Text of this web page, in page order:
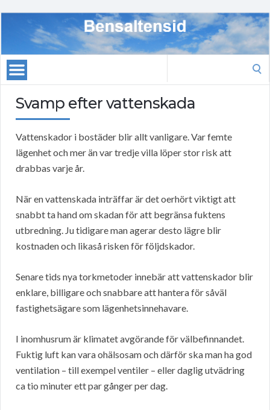
Svamp efter vattenskada
Vattenskador i bostäder blir allt vanligare. Var femte
lägenhet och mer än var tredje villa löper stor risk att
drabbas varje år.
När en vattenskada inträffar är det oerhört viktigt att
snabbt ta hand om skadan för att begränsa fuktens
utbredning. Ju tidigare man agerar desto lägre blir
kostnaden och likaså risken för följdskador.
Senare tids nya torkmetoder innebär att vattenskador blir
enklare, billigare och snabbare att hantera för såväl
fastighetsägare som lägenhetsinnehavare.
I inomhusrum är klimatet avgörande för välbefinnandet.
Fuktig luft kan vara ohälsosam och därför ska man ha god
ventilation – till exempel ventiler – eller daglig utvädring
ca tio minuter ett par gånger per dag.